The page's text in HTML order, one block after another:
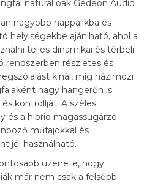
nagyobb nappalikba és
helyiségekbe ajánlható, ahol a
teljes dinamikai és térbeli
rendszerben részletes és
kínál, míg házimozi
nagy hangerőn is
kontrollját. A széles
és a hibrid magassugárzó
műfajokkal és
jól használható.
üzenete, hogy
már nem csak a felsőbb